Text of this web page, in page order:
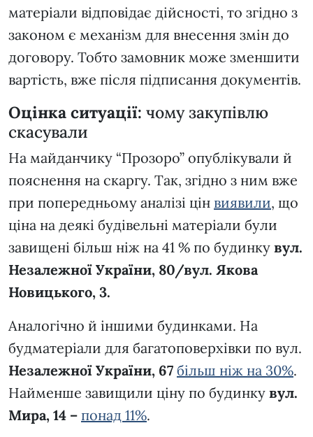
матеріали відповідає дійсності, то згідно з
законом є механізм для внесення змін до
договору. Тобто замовник може зменшити
вартість, вже після підписання документів.
Оцінка ситуації: чому закупівлю
скасували
На майданчику “Прозоро” опублікували й
пояснення на скаргу. Так, згідно з ним вже
при попередньому аналізі цін виявили, що
ціна на деякі будівельні матеріали були
завищені більш ніж на 41 % по будинку вул.
Незалежної України, 80/вул. Якова
Новицького, 3.
Аналогічно й іншими будинками. На
будматеріали для багатоповерхівки по вул.
Незалежної України, 67 більш ніж на 30%.
Найменше завищили ціну по будинку вул.
Мира, 14 – понад 11%.